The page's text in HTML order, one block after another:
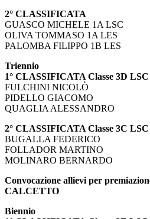
2° CLASSIFICATA
GUASCO MICHELE 1A LSC
OLIVA TOMMASO 1A LES
PALOMBA FILIPPO 1B LES
Triennio
1° CLASSIFICATA Classe 3D LSC
FULCHINI NICOLÒ
PIDELLO GIACOMO
QUAGLIA ALESSANDRO
2° CLASSIFICATA Classe 3C LSC
BUGALLA FEDERICO
FOLLADOR MARTINO
MOLINARO BERNARDO
Convocazione allievi per
CALCETTO
Biennio